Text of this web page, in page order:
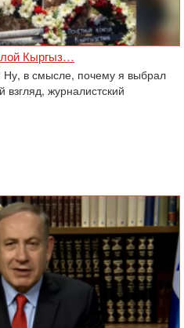
Кыргыз…
в смысле, почему я выбрал
журналистский